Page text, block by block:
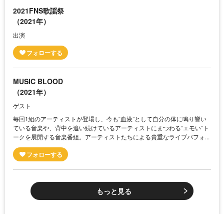
2021FNS歌謡祭
（2021年）
出演
MUSIC BLOOD
（2021年）
ゲスト
毎回1組のアーティストが登場し、今も“血液”として自分の体に鳴り響い
ている音楽や、背中を追い続けているアーティストにまつわる“エモい”ト
ークを展開する音楽番組。アーティストたちによる貴重なライブパフォ...
もっと見る